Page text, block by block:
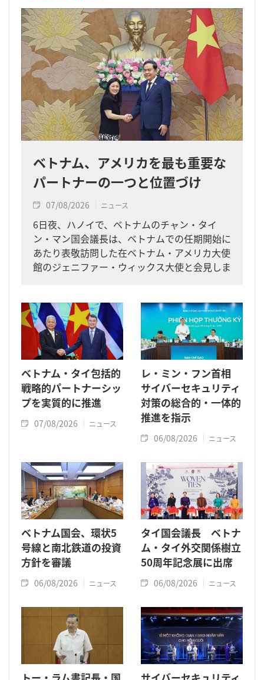
ベトナム、アメリカを最も重要な
パートナーの一つと位置づけ
07/08/2026 ニュース
6日夜、ハノイで、ベトナムのチャン・タイ
ン・マン国会議長は、ベトナムでの任期開始に
あたり表敬訪問した在ベトナム・アメリカ大使
館のジェニファー・ウィックス大使と会見しま
ベトナム・タイ包括的
戦略的パートナーシッ
プを実質的に推進
07/08/2026 ニュース
レ・ミン・フン首相
サイバーセキュリティ
対策の総合的・一体的
推進を指示
06/08/2026 ニュース
ベトナム国会、環状5
号線と南北鉄道の投資
方針を審議
06/08/2026 ニュース
タイ国会議長 ベトナ
ム・タイ外交関係樹立
50周年記念展に出席
06/08/2026 ニュース